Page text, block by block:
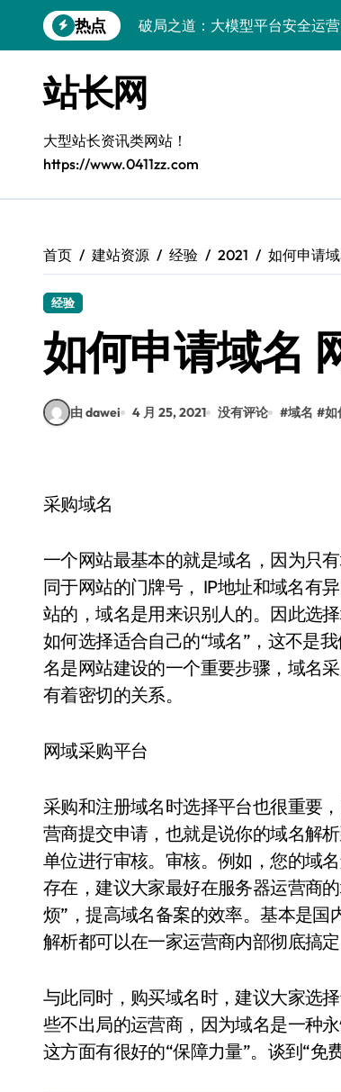
到
热点
破局之道：大模型平台安全运
VR创业新路径：模式创新与平
容器智能编排：释放服务器极致
模式革新驱动：平台生态创业实
跨界融合，驱动技术创新新生态
鸿蒙建站效能跃升：优化策略
站长网
大型站长资讯类网站！
https://www.0411zz.com
首页 建站资源 经验 2021 如何申请
经验
如何申请域名
由 dawei 4 月 25, 2021 没有评论 #域名 #如
采购域名
一个网站最基本的就是域名，因为只
同于网站的门牌号， IP地址和域名有
站的，域名是用来识别人的。因此选
如何选择适合自己的“域名”，这不是
名是网站建设的一个重要步骤，域名
有着密切的关系。
网域采购平台
采购和注册域名时选择平台也很重要
营商提交申请，也就是说你的域名解
单位进行审核。审核。例如，您的域
存在，建议大家最好在服务器运营商
烦”，提高域名备案的效率。基本是
解析都可以在一家运营商内部彻底搞定
与此同时，购买域名时，建议大家选
些不出局的运营商，因为域名是一种
这方面有很好的“保障力量”。谈到“免